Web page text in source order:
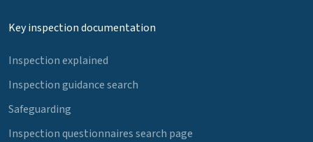
Key inspection documentation
Inspection explained
Inspection guidance search
Safeguarding
Inspection questionnaires search page